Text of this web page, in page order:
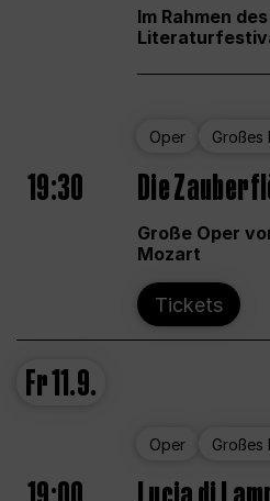
Im Rahmen
Oper Großes
19:30 Die
Große Oper
Mozart
Tickets
Fr11.9.
Oper Großes